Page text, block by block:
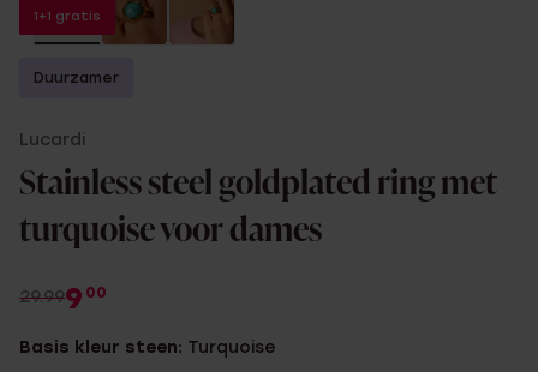
1+1 gratis
Duurzamer
Lucardi
Stainless steel goldplated ring met
turquoise voor dames
29.999 00
Basis kleur steen: Turquoise